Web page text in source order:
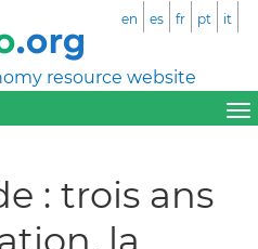
resource website
en es fr pt it
: trois ans
la